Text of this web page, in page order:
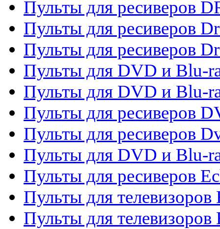
Пульты для ресиверов
Пульты для ресиверов
Пульты для ресиверов
Пульты для DVD и Blu-
Пульты для DVD и Blu-
Пульты для ресиверов
Пульты для ресиверов
Пульты для DVD и Blu-
Пульты для ресиверов
Пульты для телевизоров
Пульты для телевизоров